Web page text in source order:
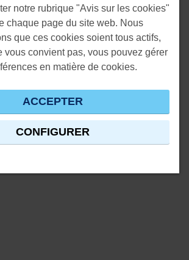
notre rubrique "Avis sur les cookies"
chaque page du site web. Nous
que ces cookies soient tous actifs,
vous convient pas, vous pouvez gérer
en matière de cookies.
ACCEPTER
CONFIGURER